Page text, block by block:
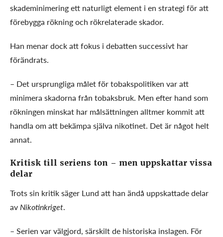
skademinimering ett naturligt element i en strategi för att
förebygga rökning och rökrelaterade skador.
Han menar dock att fokus i debatten successivt har
förändrats.
– Det ursprungliga målet för tobakspolitiken var att
minimera skadorna från tobaksbruk. Men efter hand som
rökningen minskat har målsättningen alltmer kommit att
handla om att bekämpa själva nikotinet. Det är något helt
annat.
Kritisk till seriens ton – men uppskattar vissa
delar
Trots sin kritik säger Lund att han ändå uppskattade delar
avNikotinkriget.
– Serien var välgjord, särskilt de historiska inslagen. För